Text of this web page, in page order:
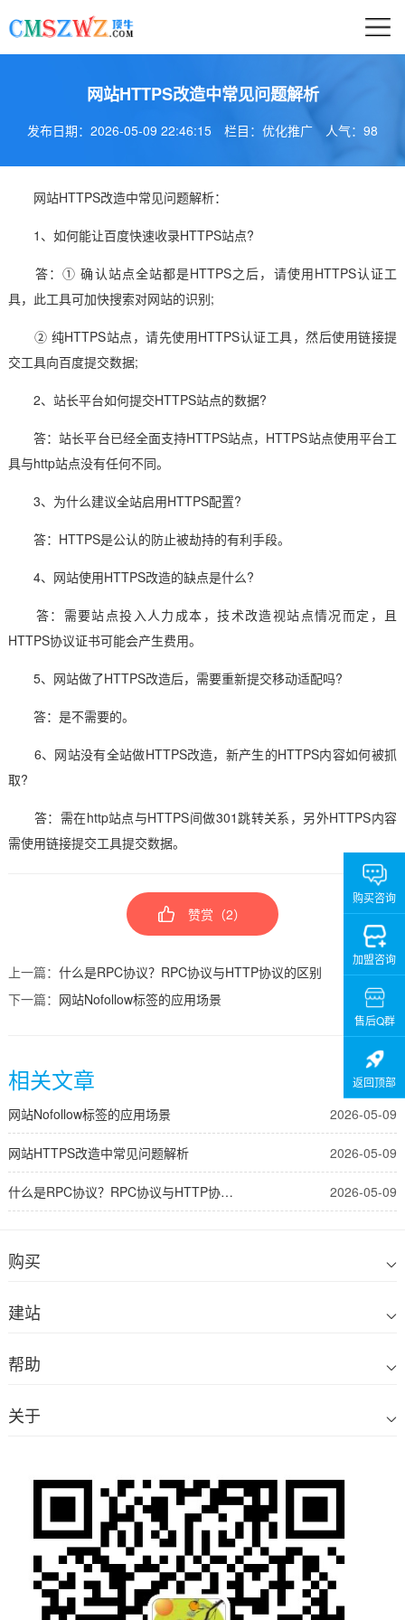
网站HTTPS改造中常见问题解析
发布日期：2026-05-09 22:46:15 栏目：优化推广 人气： 98
网站HTTPS改造中常见问题解析：
1、如何能让百度快速收录HTTPS站点?
答：① 确认站点全站都是HTTPS之后，请使用HTTPS认证工
具，此工具可加快搜索对网站的识别;
② 纯HTTPS站点，请先使用HTTPS认证工具，然后使用链接提
交工具向百度提交数据;
2、站长平台如何提交HTTPS站点的数据?
答：站长平台已经全面支持HTTPS站点，HTTPS站点使用平台工
具与http站点没有任何不同。
3、为什么建议全站启用HTTPS配置?
答：HTTPS是公认的防止被劫持的有利手段。
4、网站使用HTTPS改造的缺点是什么?
答：需要站点投入人力成本，技术改造视站点情况而定，且
HTTPS协议证书可能会产生费用。
5、网站做了HTTPS改造后，需要重新提交移动适配吗?
答：是不需要的。
6、网站没有全站做HTTPS改造，新产生的HTTPS内容如何被抓
取?
答：需在http站点与HTTPS间做301跳转关系，另外HTTPS内容
需使用链接提交工具提交数据。
赞赏（2）
上一篇： 什么是RPC协议？RPC协议与HTTP协议的区别
下一篇： 网站Nofollow标签的应用场景
相关文章
网站Nofollow标签的应用场景 2026-05-09
网站HTTPS改造中常见问题解析 2026-05-09
什么是RPC协议？RPC协议与HTTP协议的区别 2026-05-09
购买
建站
帮助
关于
购买咨询
加盟咨询
售后Q群
返回顶部